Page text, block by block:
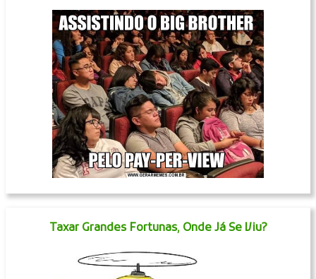
Taxar Grandes Fortunas, Onde Já Se Viu?